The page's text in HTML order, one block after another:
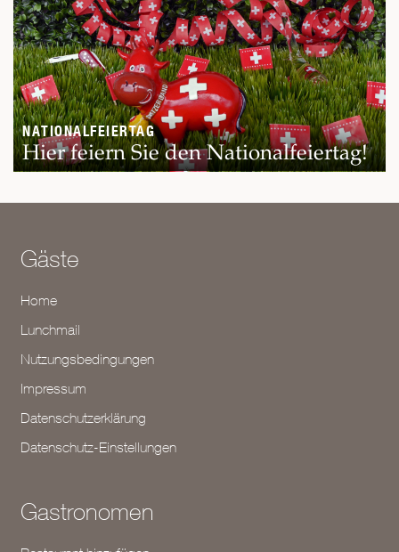
NATIONALFEIERTAG
Hier feiern Sie den Nationalfeiertag!
Gäste
Home
Lunchmail
Nutzungsbedingungen
Impressum
Datenschutzerklärung
Datenschutz-Einstellungen
Gastronomen